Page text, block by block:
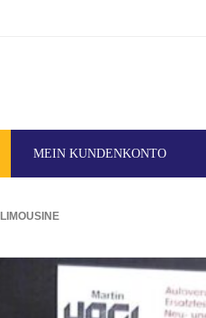
MEIN KUNDENKONTO